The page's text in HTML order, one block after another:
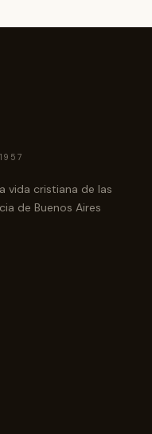
vida cristiana de las
de Buenos Aires